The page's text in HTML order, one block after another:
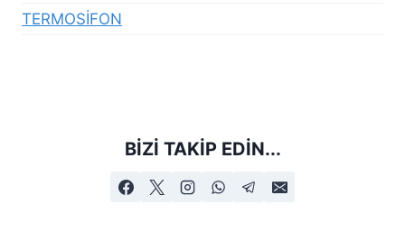
TERMOSİFON
BIZI TAKIP EDIN...